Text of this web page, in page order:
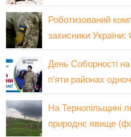
Роботизований
захисники України:
День Соборності на
п’яти районах
На Тернопільщині
природнє явище